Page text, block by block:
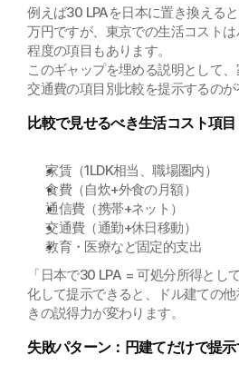
例えば30 LPAを日本に置き換える
万円ですが、東京での生活コスト
程度の項目もあります。
このギャップを埋める説明として
交通費の項目別比較を提示するのが
比較で見せるべき生活コスト項目
家賃（1LDK相当、職場圏内）
食費（自炊+外食の月額）
通信費（携帯+ネット）
交通費（通勤+休日移動）
教育・医療など固定的支出
「日本で30 LPA = 可処分所得とし
化して提示できると、ドル建ての
きの説得力が変わります。
失敗パターン：円建てだけで提